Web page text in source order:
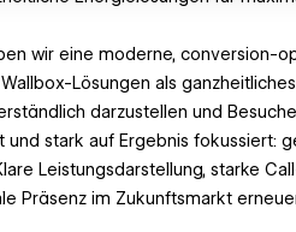
wir eine moderne, conversion-
Lösungen als
darzustellen und
und stark auf Ergebnis fokussiert:
Leistungsdarstellung, starke
Präsenz im Zukunftsmarkt